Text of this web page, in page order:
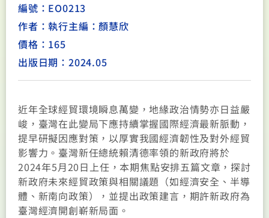
編號：EO0213
作者：執行主編：顏慧欣
價格：165
出版日期：2024.05
近年全球經貿環境瞬息萬變，地緣政治情勢亦日益嚴
峻，臺灣在此變局下應持續掌握國際經濟最新脈動，
提早研擬因應對策，以厚實我國經濟韌性及對外經貿
影響力。臺灣新任總統賴清德率領的新政府將於
2024年5月20日上任，本期焦點安排五篇文章，探討
新政府未來經貿政策與相關議題（如經濟安全、半導
體、新南向政策），並提出政策建言，期許新政府為
臺灣經濟開創嶄新局面。